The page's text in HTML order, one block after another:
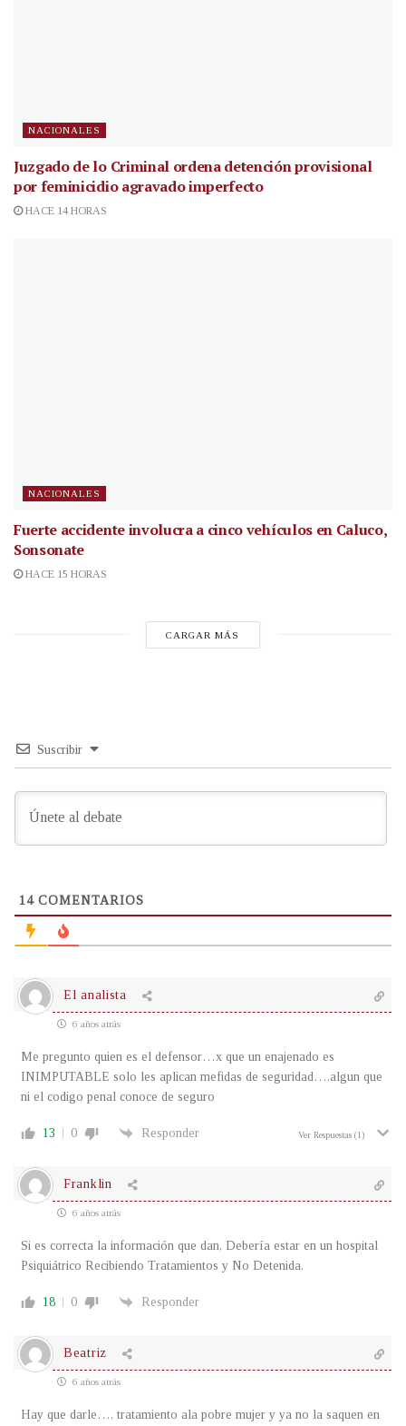
NACIONALES
Juzgado de lo Criminal ordena detención provisional
por feminicidio agravado imperfecto
HACE 14 HORAS
NACIONALES
Fuerte accidente involucra a cinco vehículos en Caluco,
Sonsonate
HACE 15 HORAS
CARGAR MÁS
Suscribir
14COMENTARIOS
El analista
6 años atrás
Me pregunto quien es el defensor…x que un enajenado es
INIMPUTABLE solo les aplican mefidas de seguridad….algun que
ni el codigo penal conoce de seguro
13 0 Responder Ver Respuestas (1)
Franklin
6 años atrás
Si es correcta la información que dan, Debería estar en un hospital
Psiquiátrico Recibiendo Tratamientos y No Detenida.
18 0 Responder
Beatriz
6 años atrás
Hay que darle…. tratamiento ala pobre mujer y ya no la saquen en